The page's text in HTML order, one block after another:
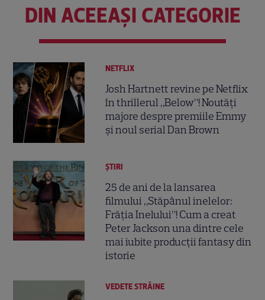
DIN ACEEAȘI CATEGORIE
NETFLIX
Josh Hartnett revine pe Netflix
în thrillerul „Below”! Noutăți
majore despre premiile Emmy
și noul serial Dan Brown
ȘTIRI
25 de ani de la lansarea
filmului „Stăpânul inelelor:
Frăția Inelului”! Cum a creat
Peter Jackson una dintre cele
mai iubite producții fantasy din
istorie
VEDETE STRĂINE